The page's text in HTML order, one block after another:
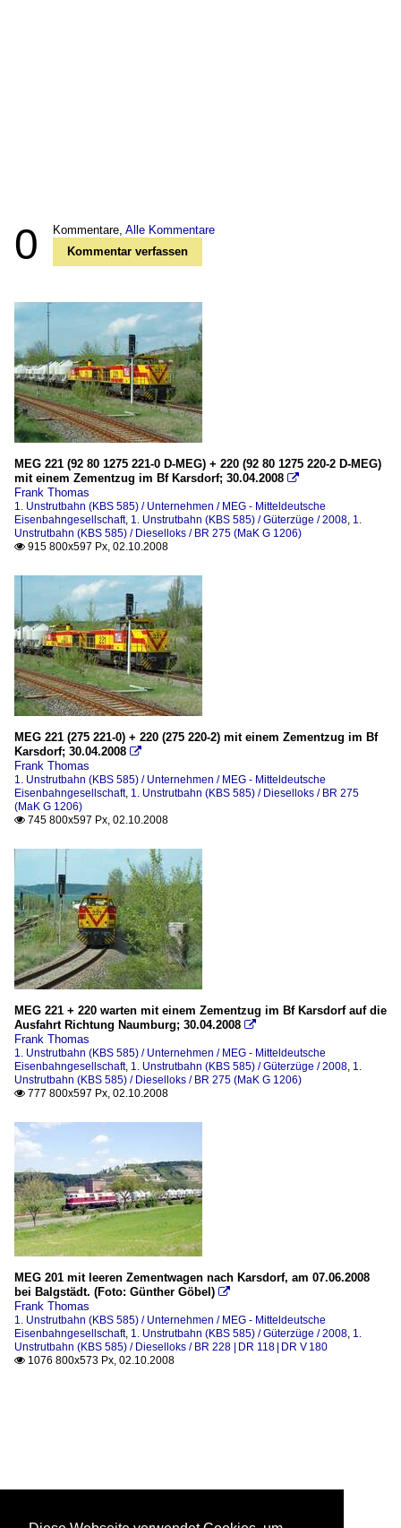
0 Kommentare, Alle Kommentare
Kommentar verfassen
MEG 221 (92 80 1275 221-0 D-MEG) + 220 (92 80 1275 220-2 D-MEG)
mit einem Zementzug im Bf Karsdorf; 30.04.2008 
Frank Thomas
1. Unstrutbahn (KBS 585) / Unternehmen / MEG - Mitteldeutsche
Eisenbahngesellschaft, 1. Unstrutbahn (KBS 585) / Güterzüge / 2008 1.
Unstrutbahn (KBS 585) / Dieselloks / BR 275 (MaK G 1206)
 915 800x597 Px, 02.10.2008
MEG 221 (275 221-0) + 220 (275 220-2) mit einem Zementzug im Bf
Karsdorf; 30.04.2008 
Frank Thomas
1. Unstrutbahn (KBS 585) / Unternehmen / MEG - Mitteldeutsche
Eisenbahngesellschaft, 1. Unstrutbahn (KBS 585) / Dieselloks / BR 275
(MaK G 1206)
 745 800x597 Px, 02.10.2008
MEG 221 + 220 warten mit einem Zementzug im Bf Karsdorf auf die
Ausfahrt Richtung Naumburg; 30.04.2008 
Frank Thomas
1. Unstrutbahn (KBS 585) / Unternehmen / MEG - Mitteldeutsche
Eisenbahngesellschaft, 1. Unstrutbahn (KBS 585) / Güterzüge / 2008 1.
Unstrutbahn (KBS 585) / Dieselloks / BR 275 (MaK G 1206)
 777 800x597 Px, 02.10.2008
MEG 201 mit leeren Zementwagen nach Karsdorf, am 07.06.2008
bei Balgstädt. (Foto: Günther Göbel) 
Frank Thomas
1. Unstrutbahn (KBS 585) / Unternehmen / MEG - Mitteldeutsche
Eisenbahngesellschaft, 1. Unstrutbahn (KBS 585) / Güterzüge / 2008 1.
Unstrutbahn (KBS 585) / Dieselloks / BR 228 | DR 118 | DR V 180
 1076 800x573 Px, 02.10.2008